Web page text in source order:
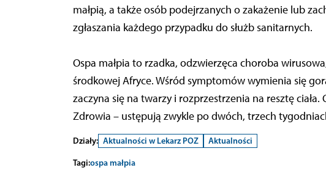
małpią, a także osób podejrzanych o zakażenie lub
zgłaszania każdego przypadku do służb sanitarnych.
Ospa małpia to rzadka, odzwierzęca choroba
środkowej Afryce. Wśród symptomów wymienia się
zaczyna się na twarzy i rozprzestrzenia na resztę
Zdrowia – ustępują zwykle po dwóch, trzech
Działy: Aktualności w Lekarz POZ
Aktualności
Tagi:ospa małpia